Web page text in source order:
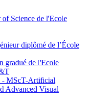
Science de l'Ecole
diplômé de l’École
gradué de l'Ecole
MScT-Artificial
Advanced Visual